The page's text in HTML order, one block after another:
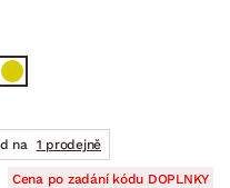
na
1 prodejně
Cena po zadání kódu DOPLNKY